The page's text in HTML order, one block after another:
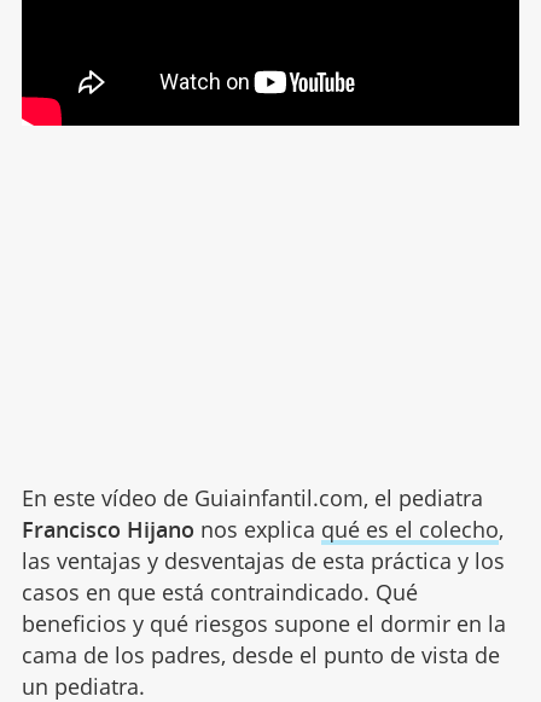
En este vídeo de Guiainfantil.com, el pediatra
Francisco Hijano nos explica qué es el colecho,
las ventajas y desventajas de esta práctica y los
casos en que está contraindicado. Qué
beneficios y qué riesgos supone el dormir en la
cama de los padres, desde el punto de vista de
un pediatra.